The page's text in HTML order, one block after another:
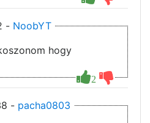
- NoobYT
2
hogy
- pacha0803